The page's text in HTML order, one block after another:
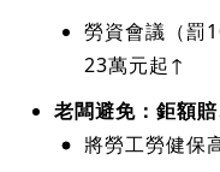
勞資會議（罰
23萬元起↑
老闆避免：鉅額
將勞工勞健保